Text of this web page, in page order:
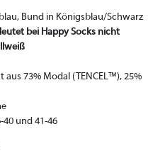
Bund in Königsblau/Schwarz
bei Happy Socks nicht
73% Modal (TENCEL™), 25%
und 41-46